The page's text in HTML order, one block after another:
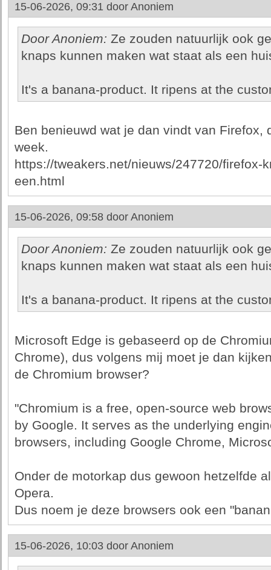
15-06-2026, 09:31 door Anoniem
Door Anoniem: Ze zouden natuurlijk ook
knaps kunnen maken wat staat als een
It's a banana-product. It ripens at the
Ben benieuwd wat je dan vindt van Firefox,
week.
https://tweakers.net/nieuws/247720/firefox-
een.html
15-06-2026, 09:58 door Anoniem
Door Anoniem: Ze zouden natuurlijk ook
knaps kunnen maken wat staat als een
It's a banana-product. It ripens at the
Microsoft Edge is gebaseerd op de
Chrome), dus volgens mij moet je dan
de Chromium browser?
"Chromium is a free, open-source web
by Google. It serves as the underlying
browsers, including Google Chrome,
Onder de motorkap dus gewoon hetzelfde
Opera.
Dus noem je deze browsers ook een
15-06-2026, 10:03 door Anoniem